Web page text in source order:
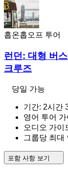
홉온홉오프 투어
런던: 대형 버
크루즈
당일 가능
기간: 2시간
영어 투어 가
오디오 가이
그룹당 최대
포함 사항 보기